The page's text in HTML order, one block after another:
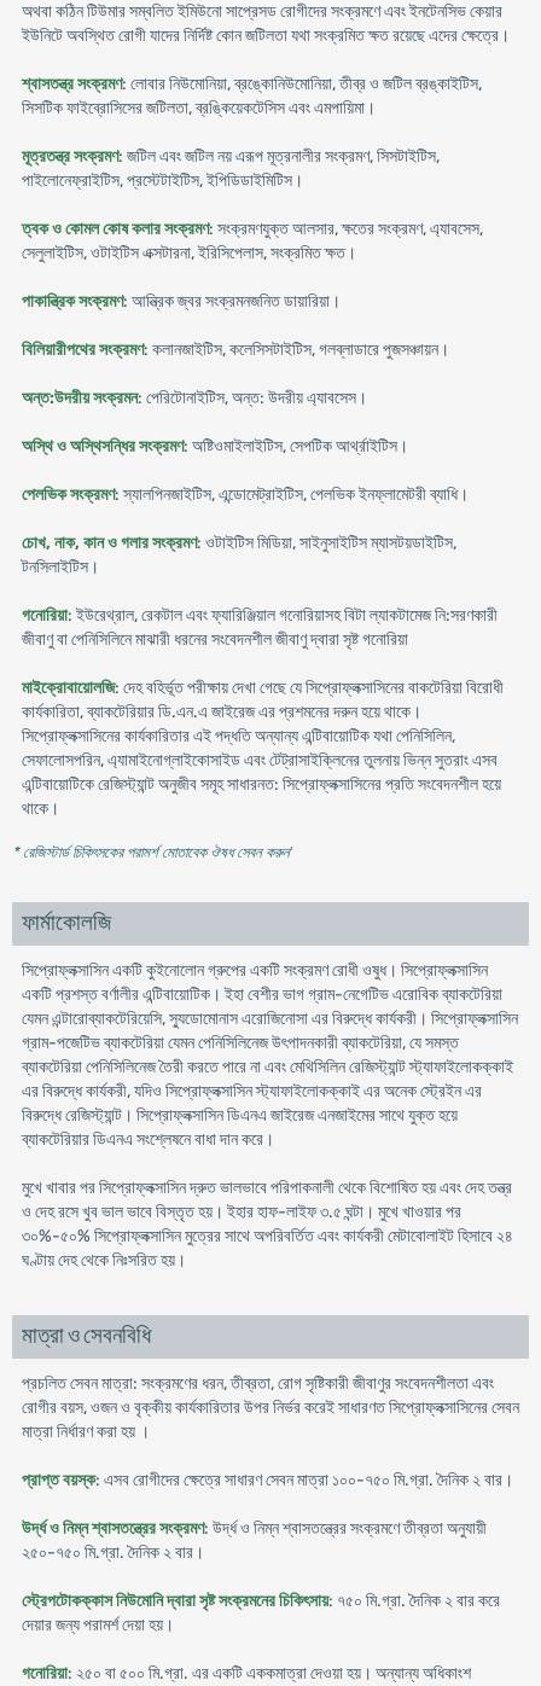
অথবা কঠিন টিউমার সম্বলিত ইমিউনো সাপ্রেসড রোগীদের সংক্রমণে এবং ইনটেনসিভ কেয়ার
ইউনিটে অবস্থিত রোগী যাদের নির্দিষ্ট কোন জটিলতা যথা সংক্রমিত ক্ষত রয়েছে এদের ক্ষেত্রে।
শ্বাসতন্ত্র সংক্রমণ: লোবার নিউমোনিয়া, ব্রঙ্কোনিউমোনিয়া, তীব্র ও জটিল ব্রঙ্কাইটিস,
সিসটিক ফাইব্রোসিসের জটিলতা, ব্রঙ্কিয়েকটেসিস এবং এমপায়িমা।
মূত্রতন্ত্র সংক্রমণ: জটিল এবং জটিল নয় এরূপ মূত্রনালীর সংক্রমণ, সিসটাইটিস,
পাইলোনেফ্রাইটিস, প্রস্টেটাইটিস, ইপিডিডাইমিটিস।
ত্বক ও কোমল কোষ কলার সংক্রমণ: সংক্রমণযুক্ত আলসার, ক্ষতের সংক্রমণ, এ্যাবসেস,
সেলুলাইটিস, ওটাইটিস এক্সটারনা, ইরিসিপেলাস, সংক্রমিত ক্ষত।
পাকান্ত্রিক সংক্রমণ: আন্ত্রিক জ্বর সংক্রমনজনিত ডায়ারিয়া।
বিলিয়ারীপথের সংক্রমণ: কলানজাইটিস, কলেসিসটাইটিস, গলব্লাডারে পুজসঞ্চায়ন।
অন্ত:উদরীয় সংক্রমন: পেরিটোনাইটিস, অন্ত: উদরীয় এ্যাবসেস।
অস্থি ও অস্থিসন্ধির সংক্রমণ: অষ্টিওমাইলাইটিস, সেপটিক আর্থ্রাইটিস।
পেলভিক সংক্রমণ: স্যালপিনজাইটিস, এন্ডোমেট্রাইটিস, পেলভিক ইনফ্লামেটরী ব্যাধি।
চোখ, নাক, কান ও গলার সংক্রমণ: ওটাইটিস মিডিয়া, সাইনুসাইটিস ম্যাসটয়ডাইটিস,
টনসিলাইটিস।
গনোরিয়া: ইউরেথ্রাল, রেকটাল এবং ফ্যারিঞ্জিয়াল গনোরিয়াসহ বিটা ল্যাকটামেজ নি:সরণকারী
জীবাণু বা পেনিসিলিনে মাঝারী ধরনের সংবেদনশীল জীবাণু দ্বারা সৃষ্ট গনোরিয়া
মাইক্রোবায়োলজি: দেহ বহির্ভূত পরীক্ষায় দেখা গেছে যে সিপ্রোফ্লক্সাসিনের বাকটেরিয়া বিরোধী
কার্যকারিতা, ব্যাকটেরিয়ার ডি.এন.এ জাইরেজ এর প্রশমনের দরুন হয়ে থাকে।
সিপ্রোফ্লক্সাসিনের কার্যকারিতার এই পদ্ধতি অন্যান্য এন্টিবায়োটিক যথা পেনিসিলিন,
সেফালোসপরিন, এ্যামাইনোগ্লাইকোসাইড এবং টেট্রাসাইক্লিনের তুলনায় ভিন্ন সুতরাং এসব
এন্টিবায়োটিকে রেজিস্ট্যান্ট অনুজীব সমূহ সাধারনত: সিপ্রোফ্লক্সাসিনের প্রতি সংবেদনশীল হয়ে
থাকে।
* রেজিস্টার্ড চিকিৎসকের পরামর্শ মোতাবেক ঔষধ সেবন করুন'
ফার্মাকোলজি
সিপ্রোফ্লক্সাসিন একটি কুইনোলোন গ্রুপের একটি সংক্রমণ রোধী ওষুধ। সিপ্রোফ্লক্সাসিন
একটি প্রশস্ত বর্ণালীর এন্টিবায়োটিক। ইহা বেশীর ভাগ গ্রাম-নেগেটিভ এরোবিক ব্যাকটেরিয়া
যেমন এন্টারোব্যাকটেরিয়েসি, স্যুডোমোনাস এরোজিনোসা এর বিরুদ্ধে কার্যকরী। সিপ্রোফ্লক্সাসিন
গ্রাম-পজেটিভ ব্যাকটেরিয়া যেমন পেনিসিলিনেজ উৎপাদনকারী ব্যাকটেরিয়া, যে সমস্ত
ব্যাকটেরিয়া পেনিসিলিনেজ তৈরী করতে পারে না এবং মেথিসিলিন রেজিস্ট্যান্ট স্ট্যাফাইলোকক্কাই
এর বিরুদ্ধে কার্যকরী, যদিও সিপ্রোফ্লক্সাসিন স্ট্যাফাইলোকক্কাই এর অনেক স্ট্রেইন এর
বিরুদ্ধে রেজিস্ট্যান্ট। সিপ্রোফ্লক্সাসিন ডিএনএ জাইরেজ এনজাইমের সাথে যুক্ত হয়ে
ব্যাকটেরিয়ার ডিএনএ সংশ্লেষনে বাধা দান করে।
মুখে খাবার পর সিপ্রোফ্লক্সাসিন দ্রুত ভালভাবে পরিপাকনালী থেকে বিশোষিত হয় এবং দেহ তন্ত্র
ও দেহ রসে খুব ভাল ভাবে বিস্তৃত হয়। ইহার হাফ-লাইফ ৩.৫ ঘন্টা। মুখে খাওয়ার পর
৩০%-৫০% সিপ্রোফ্লক্সাসিন মুত্রের সাথে অপরিবর্তিত এবং কার্যকরী মেটাবোলাইট হিসাবে ২৪
ঘণ্টায় দেহ থেকে নিঃসরিত হয়।
মাত্রা ও সেবনবিধি
প্রচলিত সেবন মাত্রা: সংক্রমণের ধরন, তীব্রতা, রোগ সৃষ্টিকারী জীবাণুর সংবেদনশীলতা এবং
রোগীর বয়স, ওজন ও বৃক্কীয় কার্যকারিতার উপর নির্ভর করেই সাধারণত সিপ্রোফ্লক্সাসিনের সেবন
মাত্রা নির্ধারণ করা হয় ।
প্রাপ্ত বয়স্ক: এসব রোগীদের ক্ষেত্রে সাধারণ সেবন মাত্রা ১০০-৭৫০ মি.গ্রা. দৈনিক ২ বার।
উর্দ্ধ ও নিম্ন শ্বাসতন্ত্রের সংক্রমণ: উর্দ্ধ ও নিম্ন শ্বাসতন্ত্রের সংক্রমণে তীব্রতা অনুযায়ী
২৫০-৭৫০ মি.গ্রা. দৈনিক ২ বার।
স্ট্রেপটোকক্কাস নিউমোনি দ্বারা সৃষ্ট সংক্রমনের চিকিৎসায়: ৭৫০ মি.গ্রা. দৈনিক ২ বার করে
দেয়ার জন্য পরামর্শ দেয়া হয়।
গনোরিয়া: ২৫০ বা ৫০০ মি.গ্রা. এর একটি এককমাত্রা দেওয়া হয়। অন্যান্য অধিকাংশ